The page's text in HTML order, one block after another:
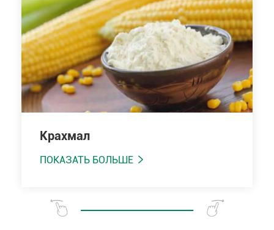
Крахмал
ПОКАЗАТЬ БОЛЬШЕ 